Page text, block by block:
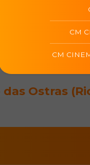
dos filmes em cartaz
normativa da
wifi para a utilização
Ostras
CM
CM